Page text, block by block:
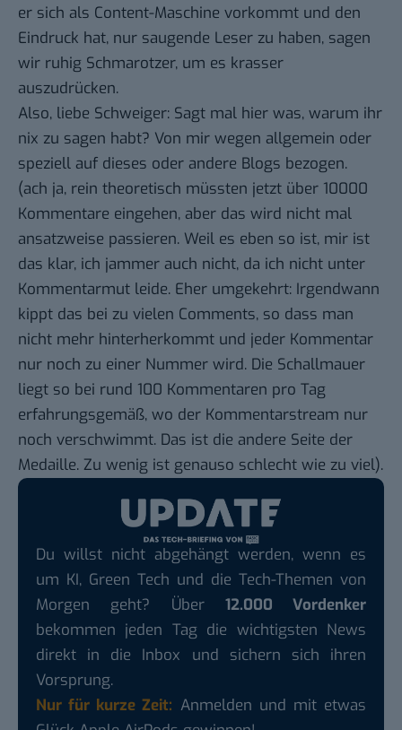
er sich als Content-Maschine vorkommt und den
Eindruck hat, nur saugende Leser zu haben, sagen
wir ruhig Schmarotzer, um es krasser
auszudrücken.
Also, liebe Schweiger: Sagt mal hier was, warum ihr
nix zu sagen habt? Von mir wegen allgemein oder
speziell auf dieses oder andere Blogs bezogen.
(ach ja, rein theoretisch müssten jetzt über 10000
Kommentare eingehen, aber das wird nicht mal
ansatzweise passieren. Weil es eben so ist, mir ist
das klar, ich jammer auch nicht, da ich nicht unter
Kommentarmut leide. Eher umgekehrt: Irgendwann
kippt das bei zu vielen Comments, so dass man
nicht mehr hinterherkommt und jeder Kommentar
nur noch zu einer Nummer wird. Die Schallmauer
liegt so bei rund 100 Kommentaren pro Tag
erfahrungsgemäß, wo der Kommentarstream nur
noch verschwimmt. Das ist die andere Seite der
Medaille. Zu wenig ist genauso schlecht wie zu viel).
Du willst nicht abgehängt werden, wenn es
um KI, Green Tech und die Tech-Themen von
Morgen geht? Über 12.000 Vordenker
bekommen jeden Tag die wichtigsten News
direkt in die Inbox und sichern sich ihren
Vorsprung.
Nur für kurze Zeit: Anmelden und mit etwas